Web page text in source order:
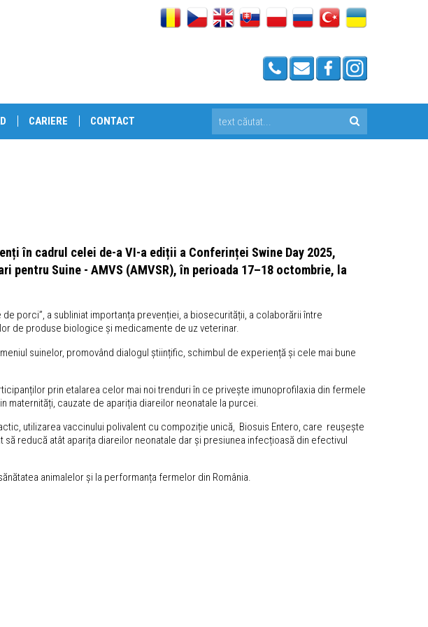
CARIERE CONTACT
în cadrul celei de-a VI-a ediții a Conferinței Swine Day 2025,
pentru Suine - AMVS (AMVSR), în perioada 17–18 octombrie, la
porci”, a subliniat importanța prevenției, a biosecurității, a colaborării între
de produse biologice și medicamente de uz veterinar.
suinelor, promovând dialogul științific, schimbul de experiență și cele mai bune
prin etalarea celor mai noi trenduri în ce privește imunoprofilaxia din fermele
maternități, cauzate de apariția diareilor neonatale la purcei.
utilizarea vaccinului polivalent cu compoziție unică, Biosuis Entero, care reușește
reducă atât aparița diareilor neonatale dar și presiunea infecțioasă din efectivul
animalelor și la performanța fermelor din România.